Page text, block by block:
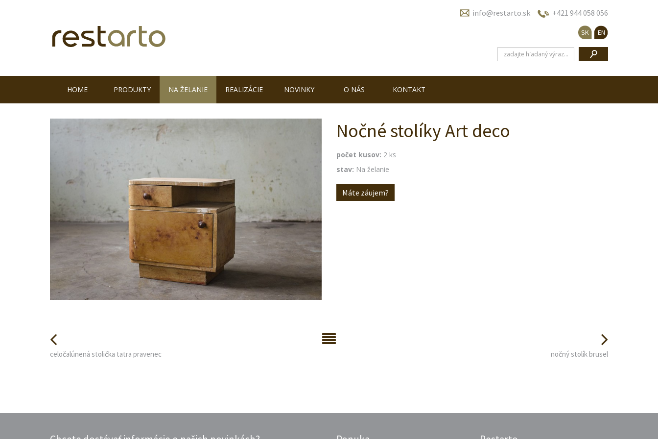
info@restarto.sk +421 944 058 056
SK EN
HOME PRODUKTY NA ŽELANIE REALIZÁCIE NOVINKY O NÁS KONTAKT
Nočné stolíky Art deco
počet kusov: 2 ks
stav: Na želanie
Máte záujem?
celočalúnená stolička tatra pravenec nočný stolík brusel